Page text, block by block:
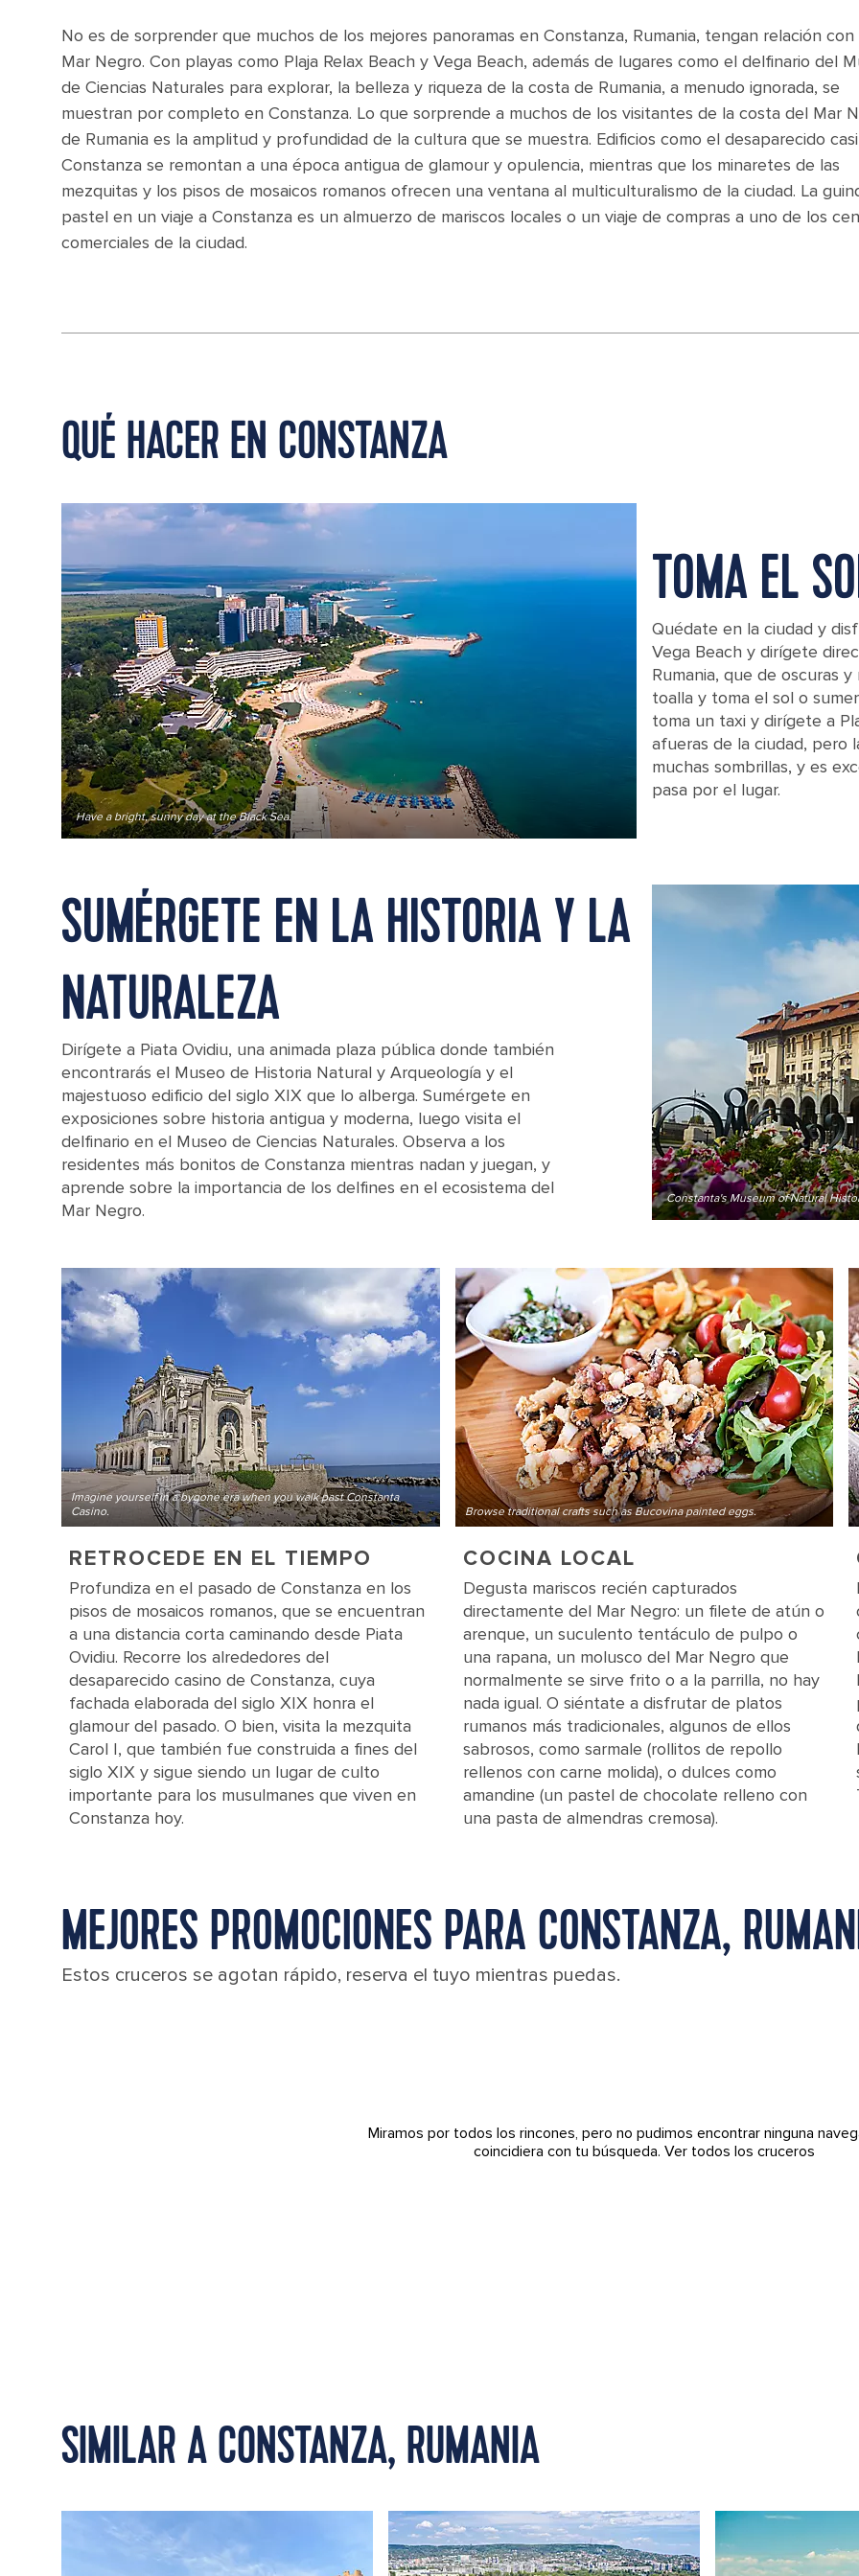
No es de sorprender que muchos de los mejores panoramas en Constanza, Rumania, tengan relación con
Mar Negro. Con playas como Plaja Relax Beach y Vega Beach, además de lugares como el delfinario del
de Ciencias Naturales para explorar, la belleza y riqueza de la costa de Rumania, a menudo ignorada, se
muestran por completo en Constanza. Lo que sorprende a muchos de los visitantes de la costa del Mar
de Rumania es la amplitud y profundidad de la cultura que se muestra. Edificios como el desaparecido
Constanza se remontan a una época antigua de glamour y opulencia, mientras que los minaretes de las
mezquitas y los pisos de mosaicos romanos ofrecen una ventana al multiculturalismo de la ciudad. La
pastel en un viaje a Constanza es un almuerzo de mariscos locales o un viaje de compras a uno de los
comerciales de la ciudad.
QUÉ HACER EN CONSTANZA
Have a bright, sunny day at the Black Sea.
TOMA EL
Quédate en la ciudad y
Vega Beach y dirígete
Rumania, que de oscuras
toalla y toma el sol o
toma un taxi y dirígete a
afueras de la ciudad, pero
muchas sombrillas, y es
pasa por el lugar.
Constanta's Museum of Natural
Constanta's Museum of Natural History.
SUMÉRGETE EN LA HISTORIA Y LA
NATURALEZA
Dirígete a Piata Ovidiu, una animada plaza pública donde también
encontrarás el Museo de Historia Natural y Arqueología y el
majestuoso edificio del siglo XIX que lo alberga. Sumérgete en
exposiciones sobre historia antigua y moderna, luego visita el
delfinario en el Museo de Ciencias Naturales. Observa a los
residentes más bonitos de Constanza mientras nadan y juegan, y
aprende sobre la importancia de los delfines en el ecosistema del
Mar Negro.
Imagine yourself in a bygone era when you walk past Constanta
Casino.
RETROCEDE EN EL TIEMPO
Profundiza en el pasado de Constanza en los
pisos de mosaicos romanos, que se encuentran
a una distancia corta caminando desde Piata
Ovidiu. Recorre los alrededores del
desaparecido casino de Constanza, cuya
fachada elaborada del siglo XIX honra el
glamour del pasado. O bien, visita la mezquita
Carol I, que también fue construida a fines del
siglo XIX y sigue siendo un lugar de culto
importante para los musulmanes que viven en
Constanza hoy.
Browse traditional crafts such as Bucovina painted eggs.
COCINA LOCAL
Degusta mariscos recién capturados
directamente del Mar Negro: un filete de atún o
arenque, un suculento tentáculo de pulpo o
una rapana, un molusco del Mar Negro que
normalmente se sirve frito o a la parrilla, no hay
nada igual. O siéntate a disfrutar de platos
rumanos más tradicionales, algunos de ellos
sabrosos, como sarmale (rollitos de repollo
rellenos con carne molida), o dulces como
amandine (un pastel de chocolate relleno con
una pasta de almendras cremosa).
MEJORES PROMOCIONES PARA CONSTANZA,
Estos cruceros se agotan rápido, reserva el tuyo mientras puedas.
Miramos por todos los rincones, pero no pudimos encontrar ninguna
coincidiera con tu búsqueda. Ver todos los cruceros
SIMILAR A CONSTANZA, RUMANIA